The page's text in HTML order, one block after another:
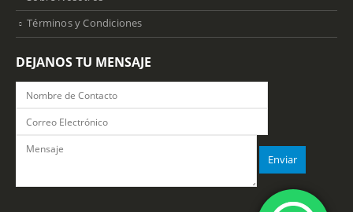
Términos y Condiciones
DEJANOS TU MENSAJE